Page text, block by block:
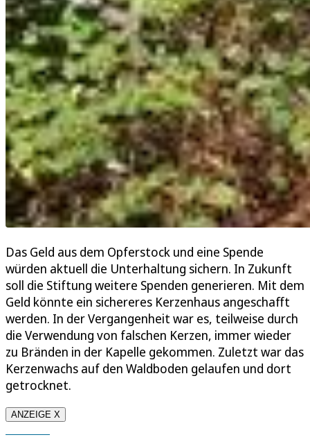
Das Geld aus dem Opferstock und eine Spende
würden aktuell die Unterhaltung sichern. In Zukunft
soll die Stiftung weitere Spenden generieren. Mit dem
Geld könnte ein sichereres Kerzenhaus angeschafft
werden. In der Vergangenheit war es, teilweise durch
die Verwendung von falschen Kerzen, immer wieder
zu Bränden in der Kapelle gekommen. Zuletzt war das
Kerzenwachs auf den Waldboden gelaufen und dort
getrocknet.
ANZEIGE X